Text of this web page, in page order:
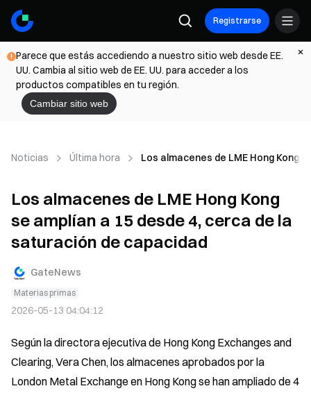
Registrarse
Parece que estás accediendo a nuestro sitio web desde EE.
UU. Cambia al sitio web de EE. UU. para acceder a los
productos compatibles en tu región.
Cambiar sitio web
Noticias Última hora Los almacenes de LME Hong Kong
Los almacenes de LME Hong Kong
se amplían a 15 desde 4, cerca de la
saturación de capacidad
GateNews
Materias primas
2026-05-13 04:04:12
Según la directora ejecutiva de Hong Kong Exchanges and
Clearing, Vera Chen, los almacenes aprobados por la
London Metal Exchange en Hong Kong se han ampliado de 4